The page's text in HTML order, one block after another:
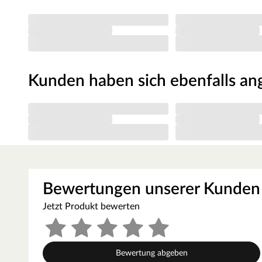
Kunden haben sich ebenfalls
Bewertungen unserer Kunden
Jetzt Produkt bewerten
Bewertung abgeben